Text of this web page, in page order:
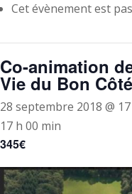
Cet évènement est
Co-animation
Vie du Bon
28 septembre 2018 @
17 h 00 min
345€